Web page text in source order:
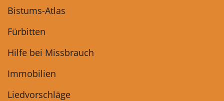
Bistums-Atlas
Fürbitten
Hilfe bei Missbrauch
Immobilien
Liedvorschläge